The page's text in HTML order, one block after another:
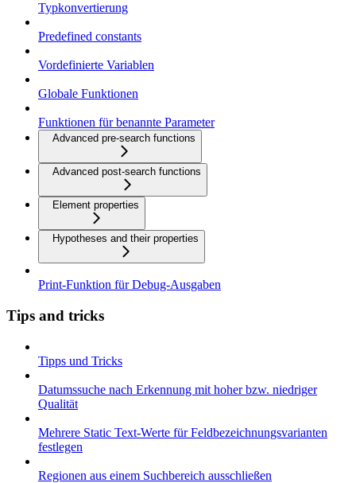
Typkonvertierung
Predefined constants
Vordefinierte Variablen
Globale Funktionen
Funktionen für benannte Parameter
Advanced pre-search functions
Advanced post-search functions
Element properties
Hypotheses and their properties
Print-Funktion für Debug-Ausgaben
Tips and tricks
Tipps und Tricks
Datumssuche nach Erkennung mit hoher bzw. niedriger
Qualität
Mehrere Static Text-Werte für Feldbezeichnungsvarianten
festlegen
Regionen aus einem Suchbereich ausschließen